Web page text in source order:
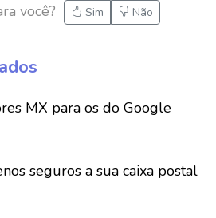
você? Sim Não
MX para os do Google
seguros a sua caixa postal